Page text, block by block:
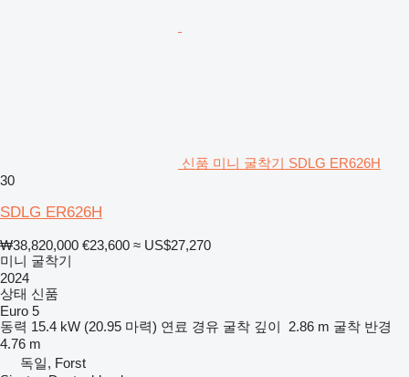
신품 미니 굴착기 SDLG ER626H
30
SDLG ER626H
₩38,820,000 €23,600 ≈ US$27,270
미니 굴착기
2024
상태 신품
Euro 5
동력 15.4 kW (20.95 마력) 연료 경유 굴착 깊이 2.86 m 굴착 반경
4.76 m
독일, Forst